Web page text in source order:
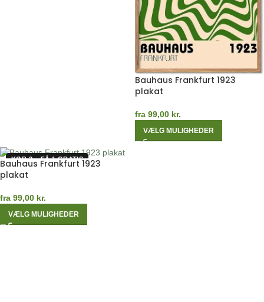
Bauhaus Frankfurt 1923
plakat
fra 99,00 kr.
VÆLG MULIGHEDER
KØB 2 – FÅ 1 GRATIS
Bauhaus Frankfurt 1923
plakat
fra 99,00 kr.
VÆLG MULIGHEDER